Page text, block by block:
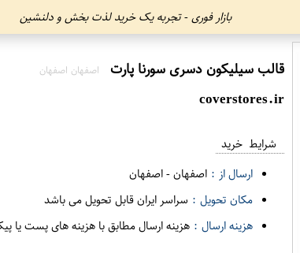
بازار فوری - تجربه یک خرید لذت بخش و دلنشین
قالب سیلیکون دسری سورنا پارت اصفهان اصفهان
coverstores.ir
شرایط خرید
ارسال از : اصفهان-اصفهان
مکان تحویل : سراسر ایران قابل تحویل می باشد
هزینه ارسال : هزینه ارسال مطابق با هزینه های پست یا